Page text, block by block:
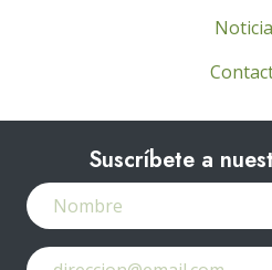
Suscríbete a